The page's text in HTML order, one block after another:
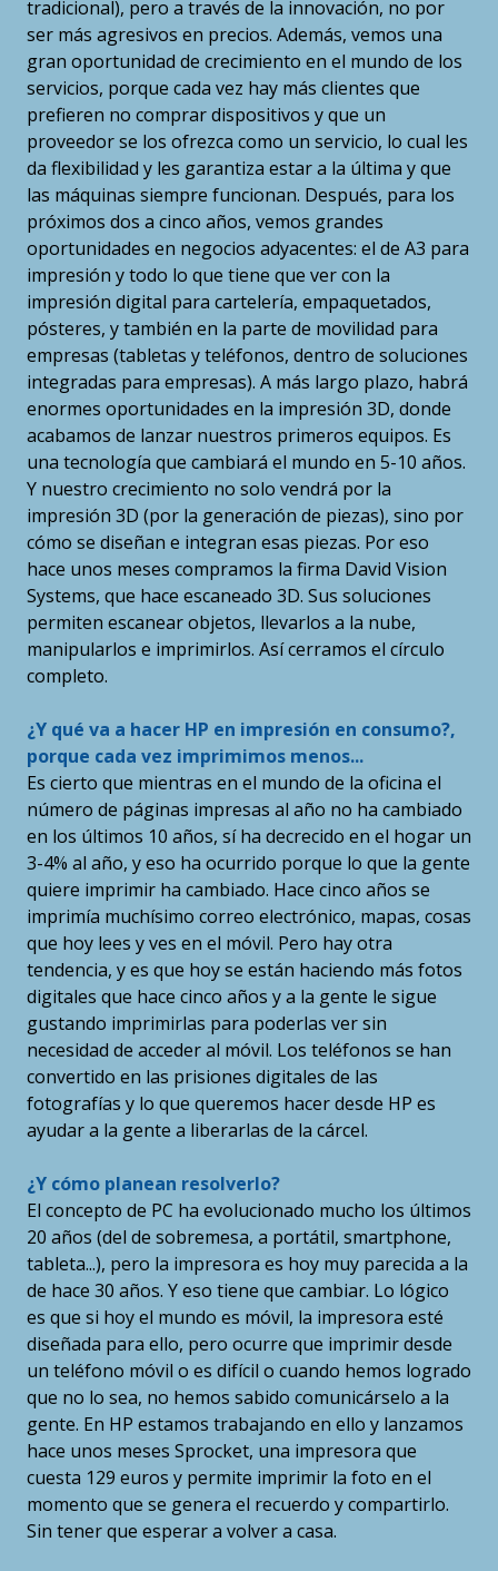
tradicional), pero a través de la innovación, no por
ser más agresivos en precios. Además, vemos una
gran oportunidad de crecimiento en el mundo de los
servicios, porque cada vez hay más clientes que
prefieren no comprar dispositivos y que un
proveedor se los ofrezca como un servicio, lo cual les
da flexibilidad y les garantiza estar a la última y que
las máquinas siempre funcionan. Después, para los
próximos dos a cinco años, vemos grandes
oportunidades en negocios adyacentes: el de A3 para
impresión y todo lo que tiene que ver con la
impresión digital para cartelería, empaquetados,
pósteres, y también en la parte de movilidad para
empresas (tabletas y teléfonos, dentro de soluciones
integradas para empresas). A más largo plazo, habrá
enormes oportunidades en la impresión 3D, donde
acabamos de lanzar nuestros primeros equipos. Es
una tecnología que cambiará el mundo en 5-10 años.
Y nuestro crecimiento no solo vendrá por la
impresión 3D (por la generación de piezas), sino por
cómo se diseñan e integran esas piezas. Por eso
hace unos meses compramos la firma David Vision
Systems, que hace escaneado 3D. Sus soluciones
permiten escanear objetos, llevarlos a la nube,
manipularlos e imprimirlos. Así cerramos el círculo
completo.
¿Y qué va a hacer HP en impresión en consumo?,
porque cada vez imprimimos menos...
Es cierto que mientras en el mundo de la oficina el
número de páginas impresas al año no ha cambiado
en los últimos 10 años, sí ha decrecido en el hogar un
3-4% al año, y eso ha ocurrido porque lo que la gente
quiere imprimir ha cambiado. Hace cinco años se
imprimía muchísimo correo electrónico, mapas, cosas
que hoy lees y ves en el móvil. Pero hay otra
tendencia, y es que hoy se están haciendo más fotos
digitales que hace cinco años y a la gente le sigue
gustando imprimirlas para poderlas ver sin
necesidad de acceder al móvil. Los teléfonos se han
convertido en las prisiones digitales de las
fotografías y lo que queremos hacer desde HP es
ayudar a la gente a liberarlas de la cárcel.
¿Y cómo planean resolverlo?
El concepto de PC ha evolucionado mucho los últimos
20 años (del de sobremesa, a portátil, smartphone,
tableta...), pero la impresora es hoy muy parecida a la
de hace 30 años. Y eso tiene que cambiar. Lo lógico
es que si hoy el mundo es móvil, la impresora esté
diseñada para ello, pero ocurre que imprimir desde
un teléfono móvil o es difícil o cuando hemos logrado
que no lo sea, no hemos sabido comunicárselo a la
gente. En HP estamos trabajando en ello y lanzamos
hace unos meses Sprocket, una impresora que
cuesta 129 euros y permite imprimir la foto en el
momento que se genera el recuerdo y compartirlo.
Sin tener que esperar a volver a casa.